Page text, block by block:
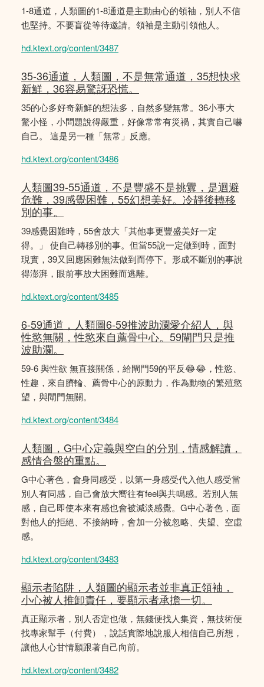
1-8通道，人類圖的1-8通道是主動由心的領䄂，別人不信
也堅持。不要盲從等待邀請。領袖是主動引領他人。
hd.ktext.org/content/3487
35-36通道，人類圖，不是無常通道，35想快求
新鮮，36容易驚訝恐慌。
35的心多好奇新鮮的想法多，自然多變無常。36小事大
驚小怪，小問題說得嚴重，好像常常有災禍，其實自己嚇
自己。 這是另一種「無常」反應。
hd.ktext.org/content/3486
人類圖39-55通道，不是豐盛不是挑釁，是迴避
危難，39感覺困難，55幻想美好。冷靜後轉移
別的事。
39感覺困難時，55會放大「其他事更豐盛美好一定
得。」 使自己轉移別的事。但當55說一定做到時，面對
現實，39又回應困難無法做到而停下。形成不斷別的事說
得澎湃，眼前事放大困難而逃離。
hd.ktext.org/content/3485
6-59通道，人類圖6-59推波助瀾愛介紹人，與
性慾無關，性慾來自薦骨中心。59閘門只是推
波助瀾。
59-6 與性欲 無直接關係，給閘門59的平反😂😂，性慾、
性趣，來自臍輪、薦骨中心的原動力，作為動物的繁殖慾
望，與閘門無關。
hd.ktext.org/content/3484
人類圖，G中心定義與空白的分別，情感解讀，
感情合盤的重點。
G中心著色，會身同感受，以第一身感受代入他人感受當
別人有同感，自己會放大嚮往有feel與共鳴感。若別人無
感，自己即使本來有感也會被減淡感覺。G中心著色，面
對他人的拒絕、不接納時，會加一分被忽略、失望、空虛
感。
hd.ktext.org/content/3483
顯示者陷阱，人類圖的顯示者並非真正領袖，
小心被人推卸責任，要顯示者承擔一切。
真正顯示者，別人否定也做，無錢便找人集資，無技術便
找專家幫手（付費），說話實際地說服人相信自己所想，
讓他人心甘情願跟著自己向前。
hd.ktext.org/content/3482